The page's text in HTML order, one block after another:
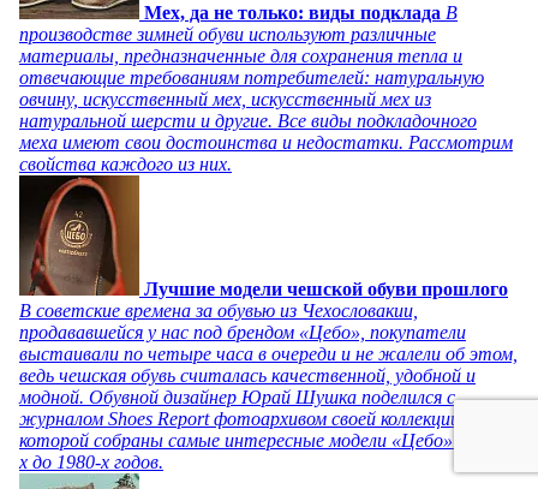
Мех, да не только: виды подклада В
производстве зимней обуви используют различные
материалы, предназначенные для сохранения тепла и
отвечающие требованиям потребителей: натуральную
овчину, искусственный мех, искусственный мех из
натуральной шерсти и другие. Все виды подкладочного
меха имеют свои достоинства и недостатки. Рассмотрим
свойства каждого из них.
Лучшие модели чешской обуви прошлого
В советские времена за обувью из Чехословакии,
продававшейся у нас под брендом «Цебо», покупатели
выстаивали по четыре часа в очереди и не жалели об этом,
ведь чешская обувь считалась качественной, удобной и
модной. Обувной дизайнер Юрай Шушка поделился с
журналом Shoes Report фотоархивом своей коллекции, в
которой собраны самые интересные модели «Цебо» с 1940-
х до 1980-х годов.